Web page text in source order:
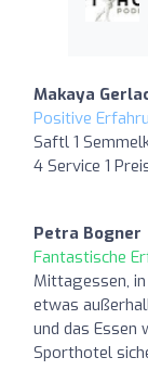
Makaya
Positive
Saftl 1
4 Service 1
Petra Bogner
Fantastische
Mittagessen,
etwas
und das Essen
Sporthotel